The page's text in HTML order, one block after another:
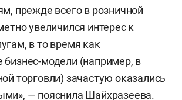
прежде всего в розничной
увеличился интерес к
в то время как
модели (например, в
торговли) зачастую оказались
— пояснила Шайхразеева.